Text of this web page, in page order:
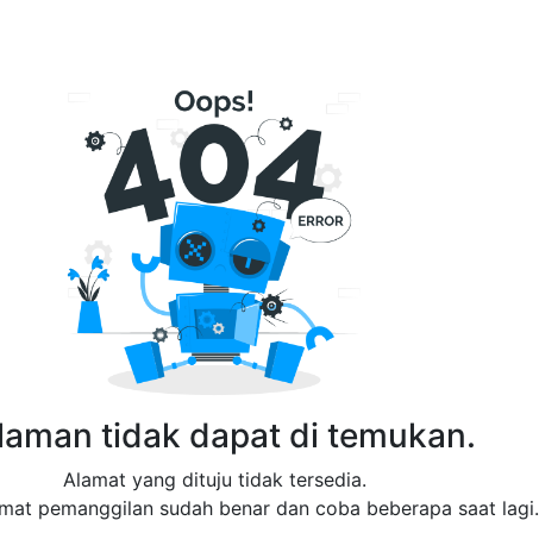
tidak dapat di temukan.
Alamat yang dituju tidak tersedia.
pemanggilan sudah benar dan coba beberapa saat lagi.